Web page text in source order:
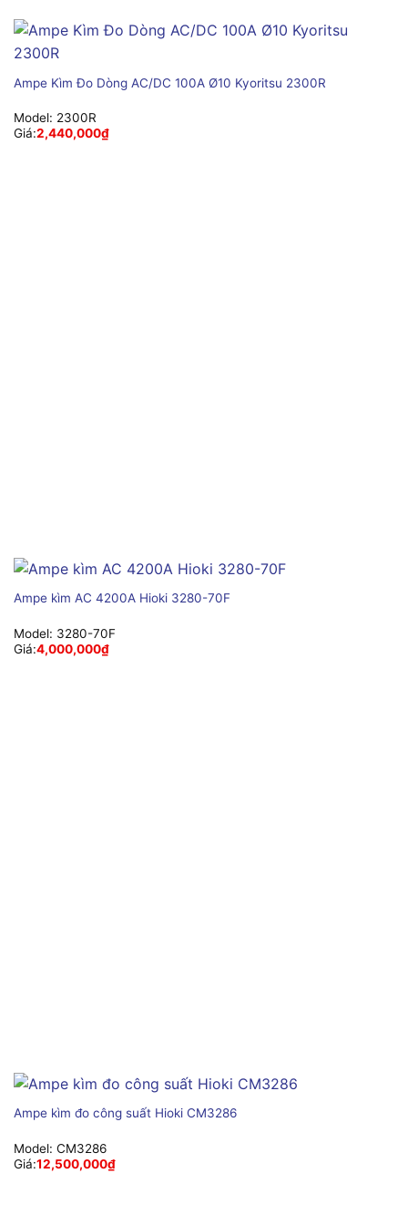
Ampe Kìm Đo Dòng AC/DC 100A Ø10 Kyoritsu 2300R
Model: 2300R
Giá:2,440,000₫
Ampe kìm AC 4200A Hioki 3280-70F
Model: 3280-70F
Giá:4,000,000₫
Ampe kìm đo công suất Hioki CM3286
Model: CM3286
Giá:12,500,000₫